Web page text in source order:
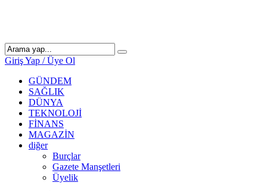
Giriş Yap / Üye Ol
GÜNDEM
SAĞLIK
DÜNYA
TEKNOLOJİ
FİNANS
MAGAZİN
diğer
Burçlar
Gazete Manşetleri
Üyelik